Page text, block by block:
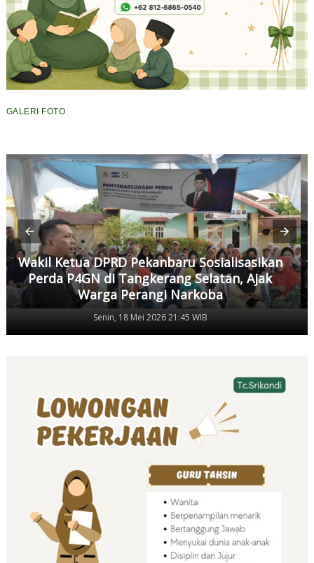
GALERI FOTO
Wakil Ketua DPRD Pekanbaru Sosialisasikan
Perda P4GN di Tangkerang Selatan, Ajak
Warga Perangi Narkoba
Senin, 18 Mei 2026 21:45 WIB